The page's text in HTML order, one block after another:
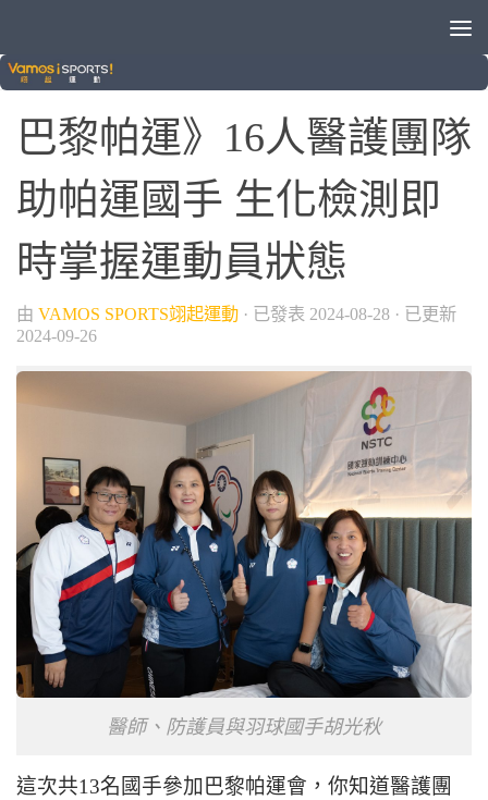
2024巴黎帕運
巴黎帕運》16人醫護團隊
助帕運國手 生化檢測即
時掌握運動員狀態
由 VAMOS SPORTS翊起運動 · 已發表 2024-08-28 · 已更新
2024-09-26
醫師、防護員與羽球國手胡光秋
這次共13名國手參加巴黎帕運會，你知道醫護團